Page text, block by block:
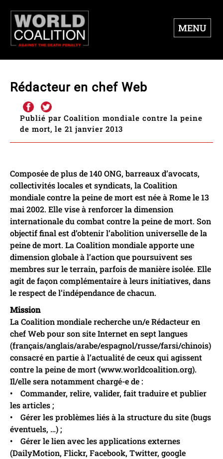
MENU
Rédacteur en chef Web
Publié par Coalition mondiale contre la peine
de mort, le 21 janvier 2013
Composée de plus de 140 ONG, barreaux d’avocats,
collectivités locales et syndicats, la Coalition
mondiale contre la peine de mort est née à Rome le 13
mai 2002. Elle vise à renforcer la dimension
internationale du combat contre la peine de mort. Son
objectif final est d’obtenir l’abolition universelle de la
peine de mort. La Coalition mondiale apporte une
dimension globale à l’action que poursuivent ses
membres sur le terrain, parfois de manière isolée. Elle
agit de façon complémentaire à leurs initiatives, dans
le respect de l’indépendance de chacun.
Mission
La Coalition mondiale recherche un/e Rédacteur en
chef Web pour son site Internet en sept langues
(français/anglais/arabe/espagnol/russe/farsi/chinois)
consacré en partie à l’actualité de ceux qui agissent
contre la peine de mort (www.worldcoalition.org).
Il/elle sera notamment chargé-e de :
• Commander, relire, valider, fait traduire et publier
les articles ;
• Gérer les problèmes liés à la structure du site (bugs
éventuels, …) ;
• Gérer le lien avec les applications externes
(DailyMotion, Flickr, Facebook, Twitter, google